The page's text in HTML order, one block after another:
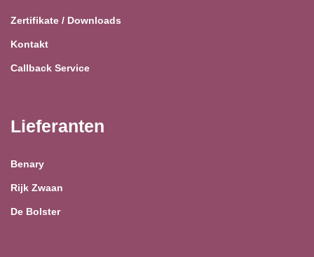
Zertifikate / Downloads
Kontakt
Callback Service
Lieferanten
Benary
Rijk Zwaan
De Bolster